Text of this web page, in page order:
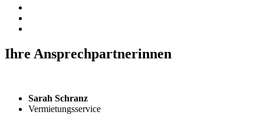
Ihre Ansprechpartnerinnen
Sarah Schranz
Vermietungsservice